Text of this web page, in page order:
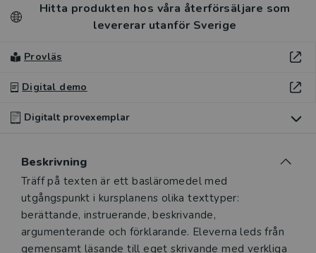
Hitta produkten hos våra återförsäljare som
levererar utanför Sverige
Provläs
Digital demo
Digitalt provexemplar
digitalt provexemplar av den här produkten.
Ett digitalt provexemplar ger dig tillgång till det digitala
läromedlet där den digitala boken ingår under tre
månader. Observera att erbjudandet endast gäller
Beskrivning
Beskrivning
Träff på texten är ett basläromedel med
utgångspunkt i kursplanens olika texttyper:
berättande, instruerande, beskrivande,
argumenterande och förklarande. Eleverna leds från
gemensamt läsande till eget skrivande med verkliga